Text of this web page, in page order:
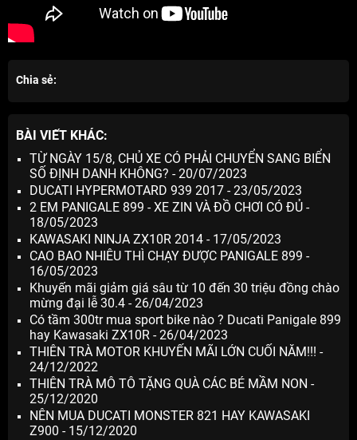
Chia sẻ:
BÀI VIẾT KHÁC:
TỪ NGÀY 15/8, CHỦ XE CÓ PHẢI CHUYỂN SANG BIỂN
SỐ ĐỊNH DANH KHÔNG? - 20/07/2023
DUCATI HYPERMOTARD 939 2017 - 23/05/2023
2 EM PANIGALE 899 - XE ZIN VÀ ĐỒ CHƠI CÓ ĐỦ -
18/05/2023
KAWASAKI NINJA ZX10R 2014 - 17/05/2023
CAO BAO NHIÊU THÌ CHẠY ĐƯỢC PANIGALE 899 -
16/05/2023
Khuyến mãi giảm giá sâu từ 10 đến 30 triệu đồng chào
mừng đại lễ 30.4 - 26/04/2023
Có tầm 300tr mua sport bike nào ? Ducati Panigale 899
hay Kawasaki ZX10R - 26/04/2023
THIÊN TRÀ MOTOR KHUYẾN MÃI LỚN CUỐI NĂM!!! -
24/12/2022
THIÊN TRÀ MÔ TÔ TẶNG QUÀ CÁC BÉ MẦM NON -
25/12/2020
NÊN MUA DUCATI MONSTER 821 HAY KAWASAKI
Z900 - 15/12/2020